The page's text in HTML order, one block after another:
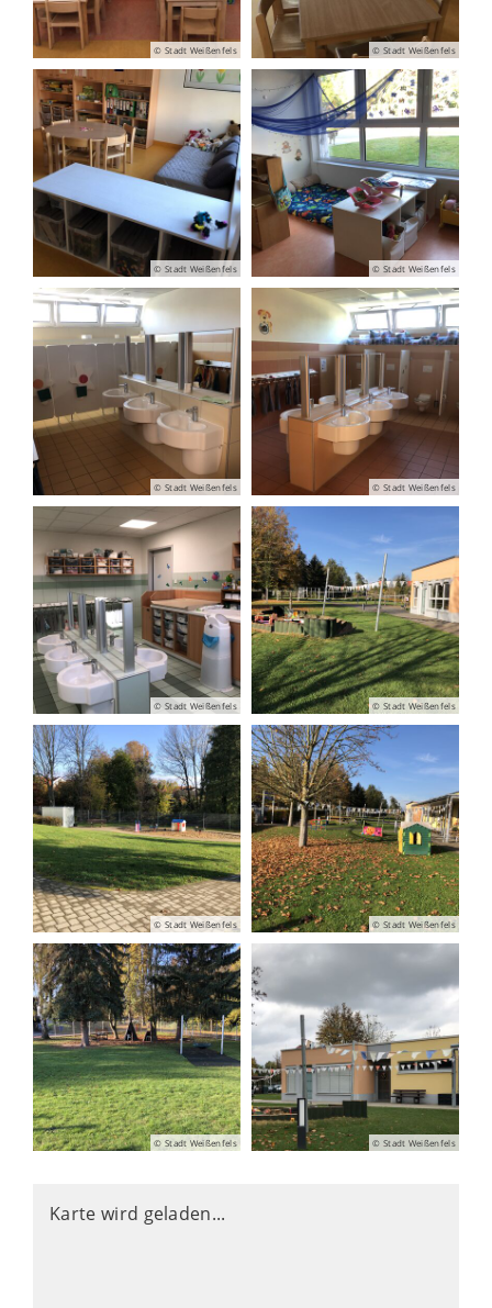
© Stadt Weißenfels © Stadt Weißenfels
© Stadt Weißenfels © Stadt Weißenfels
© Stadt Weißenfels © Stadt Weißenfels
© Stadt Weißenfels © Stadt Weißenfels
© Stadt Weißenfels © Stadt Weißenfels
© Stadt Weißenfels © Stadt Weißenfels
Karte wird geladen...